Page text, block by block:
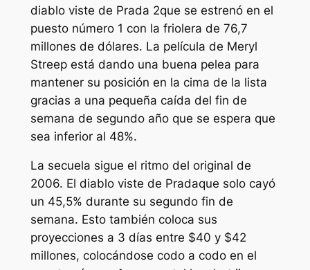
diablo viste de Prada 2que se estrenó en el
puesto número 1 con la friolera de 76,7
millones de dólares. La película de Meryl
Streep está dando una buena pelea para
mantener su posición en la cima de la lista
gracias a una pequeña caída del fin de
semana de segundo año que se espera que
sea inferior al 48%.
La secuela sigue el ritmo del original de
2006. El diablo viste de Pradaque solo cayó
un 45,5% durante su segundo fin de
semana. Esto también coloca sus
proyecciones a 3 días entre $40 y $42
millones, colocándose codo a codo en el